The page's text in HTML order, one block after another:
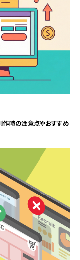
作時の注意点やおすすめ